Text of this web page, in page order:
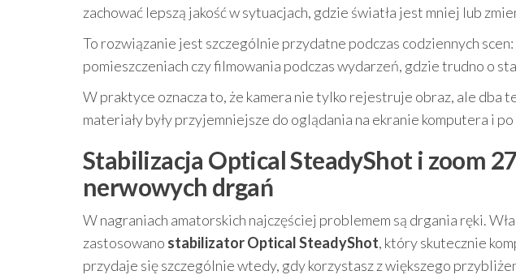
zachować lepszą jakość w sytuacjach, gdzie światła jest mniej lub
To rozwiązanie jest szczególnie przydatne podczas codziennych
pomieszczeniach czy filmowania podczas wydarzeń, gdzie trudno o
W praktyce oznacza to, że kamera nie tylko rejestruje obraz, ale dba
materiały były przyjemniejsze do oglądania na ekranie komputera i
Stabilizacja Optical SteadyShot i zoom
nerwowych drgań
W nagraniach amatorskich najczęściej problemem są drgania ręki.
zastosowano stabilizator Optical SteadyShot, który skutecznie
przydaje się szczególnie wtedy, gdy korzystasz z większego